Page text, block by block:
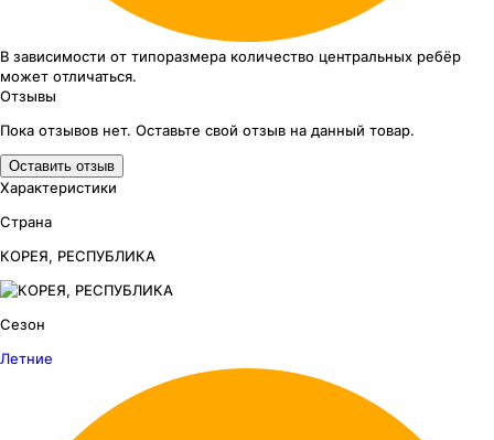
В зависимости от типоразмера количество центральных ребёр
может отличаться.
Отзывы
Пока отзывов нет. Оставьте свой отзыв на данный товар.
Оставить отзыв
Характеристики
Страна
КОРЕЯ, РЕСПУБЛИКА
Сезон
Летние